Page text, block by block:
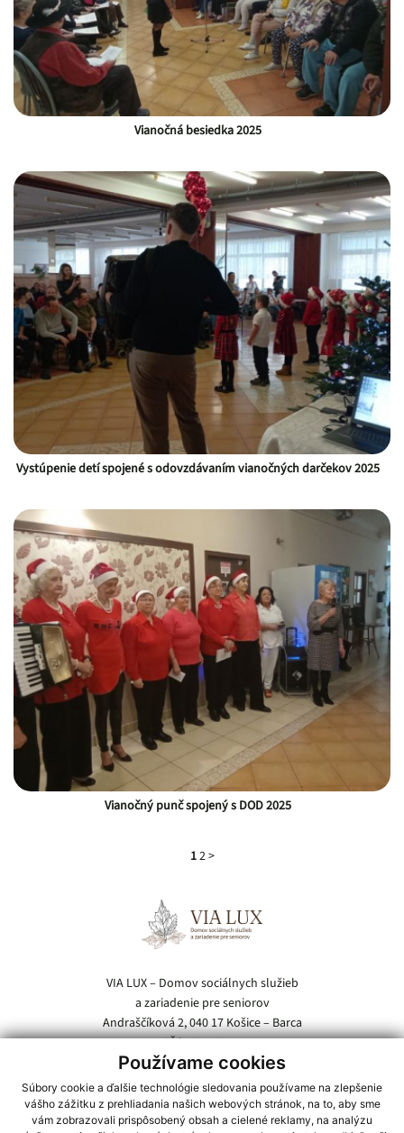
Používame cookies
Súbory cookie a ďalšie technológie sledovania používame na zlepšenie
vášho zážitku z prehliadania našich webových stránok, na to, aby sme
vám zobrazovali prispôsobený obsah a cielené reklamy, na analýzu
Vianočná besiedka 2025
Vystúpenie detí spojené s odovzdávaním vianočných darčekov 2025
Vianočný punč spojený s DOD 2025
1 2 >
VIA LUX – Domov sociálnych služieb
a zariadenie pre seniorov
Andraščíková 2, 040 17 Košice – Barca
IČO: 00696854
Tel.: 055 / 685 54 21
E-mail:vialux@domov-barca.sk